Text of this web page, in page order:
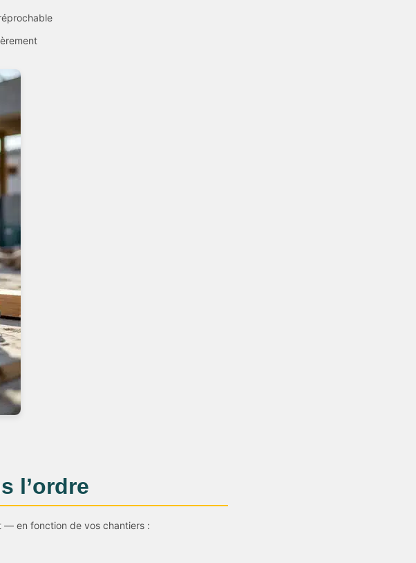
l’ordre
— en fonction de vos chantiers :